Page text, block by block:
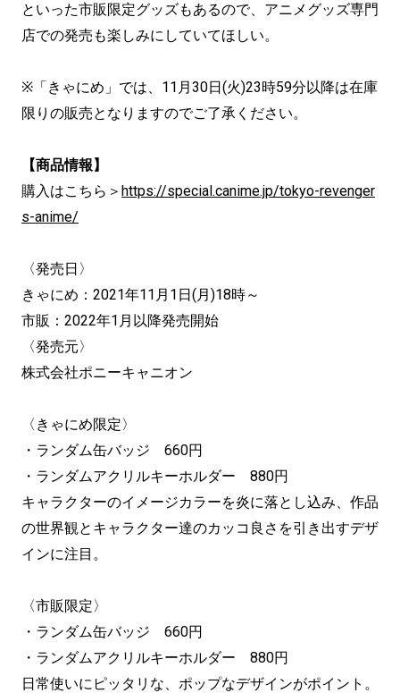
といった市販限定グッズもあるので、アニメグッズ専門
店での発売も楽しみにしていてほしい。
※「きゃにめ」では、11月30日(火)23時59分以降は在庫
限りの販売となりますのでご了承ください。
【商品情報】
購入はこちら＞ https://special.canime.jp/tokyo-revenger
s-anime/
〈発売日〉
きゃにめ：2021年11月1日(月)18時～
市販：2022年1月以降発売開始
〈発売元〉
株式会社ポニーキャニオン
〈きゃにめ限定〉
・ランダム缶バッジ 660円
・ランダムアクリルキーホルダー 880円
キャラクターのイメージカラーを炎に落とし込み、作品
の世界観とキャラクター達のカッコ良さを引き出すデザ
インに注目。
〈市販限定〉
・ランダム缶バッジ 660円
・ランダムアクリルキーホルダー 880円
日常使いにピッタリな、ポップなデザインがポイント。